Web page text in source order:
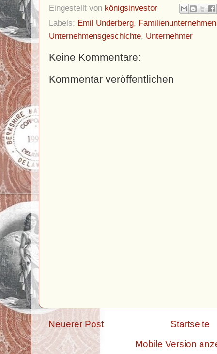
Eingestellt von königsinvestor
Labels: Emil Underberg, Familienunternehmen
Unternehmensgeschichte, Unternehmer
Keine Kommentare:
Kommentar veröffentlichen
Neuerer Post
Startseite
Mobile Version